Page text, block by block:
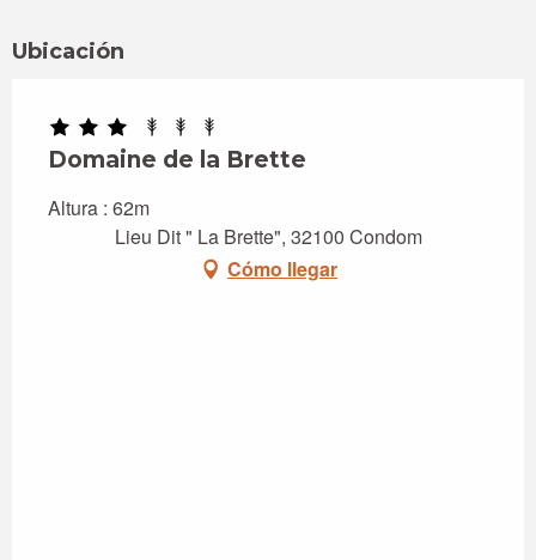
Ubicación
Domaine de la Brette
Altura : 62m
Lieu Dit " La Brette", 32100 Condom
Cómo llegar